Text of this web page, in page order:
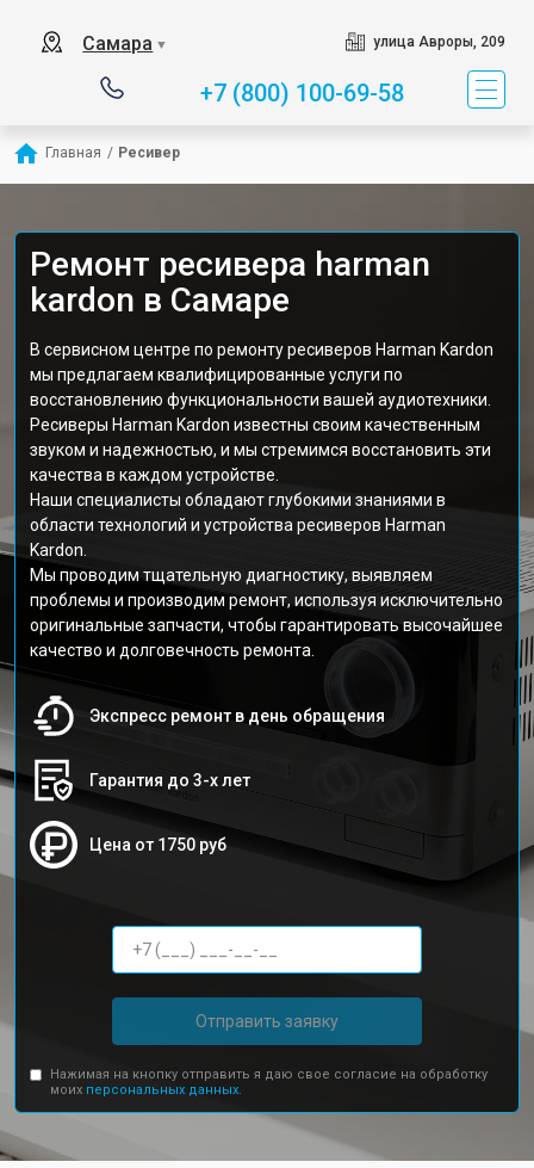
Самара ▼ улица Авроры, 209
+7 (800) 100-69-58
Главная / Ресивер
Ремонт ресивера harman
kardon в Самаре
В сервисном центре по ремонту ресиверов Harman Kardon
мы предлагаем квалифицированные услуги по
восстановлению функциональности вашей аудиотехники.
Ресиверы Harman Kardon известны своим качественным
звуком и надежностью, и мы стремимся восстановить эти
качества в каждом устройстве.
Наши специалисты обладают глубокими знаниями в
области технологий и устройства ресиверов Harman
Kardon.
Мы проводим тщательную диагностику, выявляем
проблемы и производим ремонт, используя исключительно
оригинальные запчасти, чтобы гарантировать высочайшее
качество и долговечность ремонта.
Экспресс ремонт в день обращения
Гарантия до 3-х лет
Цена от 1750 руб
Отправить заявку
Нажимая на кнопку отправить я даю свое согласие на обработку
моих персональных данных.